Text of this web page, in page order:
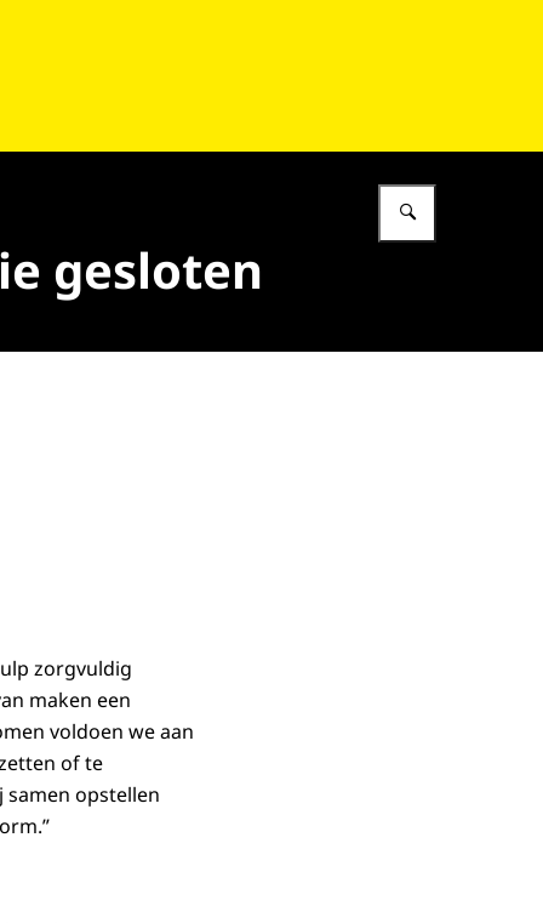
gesloten
zorgvuldig
maken een
voldoen we aan
of te
opstellen